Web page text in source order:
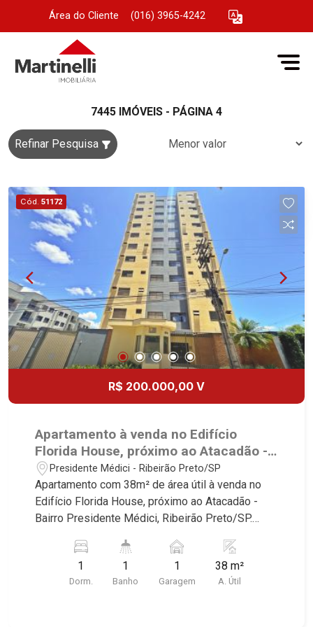
Área do Cliente (016) 3965-4242
7445 IMÓVEIS - PÁGINA 4
Refinar Pesquisa
Cód. 51172
R$ 200.000,00 V
Apartamento à venda no Edifício
Florida House, próximo ao Atacadão -
Ribeirão Preto/SP.
Presidente Médici - Ribeirão Preto/SP
Apartamento com 38m² de área útil à venda no
Edifício Florida House, próximo ao Atacadão -
Bairro Presidente Médici, Ribeirão Preto/SP.
Martinelli Imobiliária selecionou para você: -
38m² de área útil - 1 dormitório com armário -
Banheiro social - Sala 2 ambientes - Cozinha
1
Dorm.
1
Banho
1
Garagem
38 m²
A. Útil